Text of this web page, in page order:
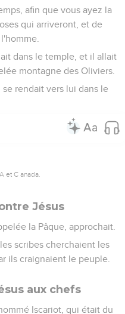
afin que vous ayez la
qui arriveront, et de
dans le temple, et il allait
montagne des Oliviers.
rendait vers lui dans le
et C anada.
Jésus
la Pâque, approchait.
scribes cherchaient les
ils craignaient le peuple.
aux chefs
Iscariot, qui était du